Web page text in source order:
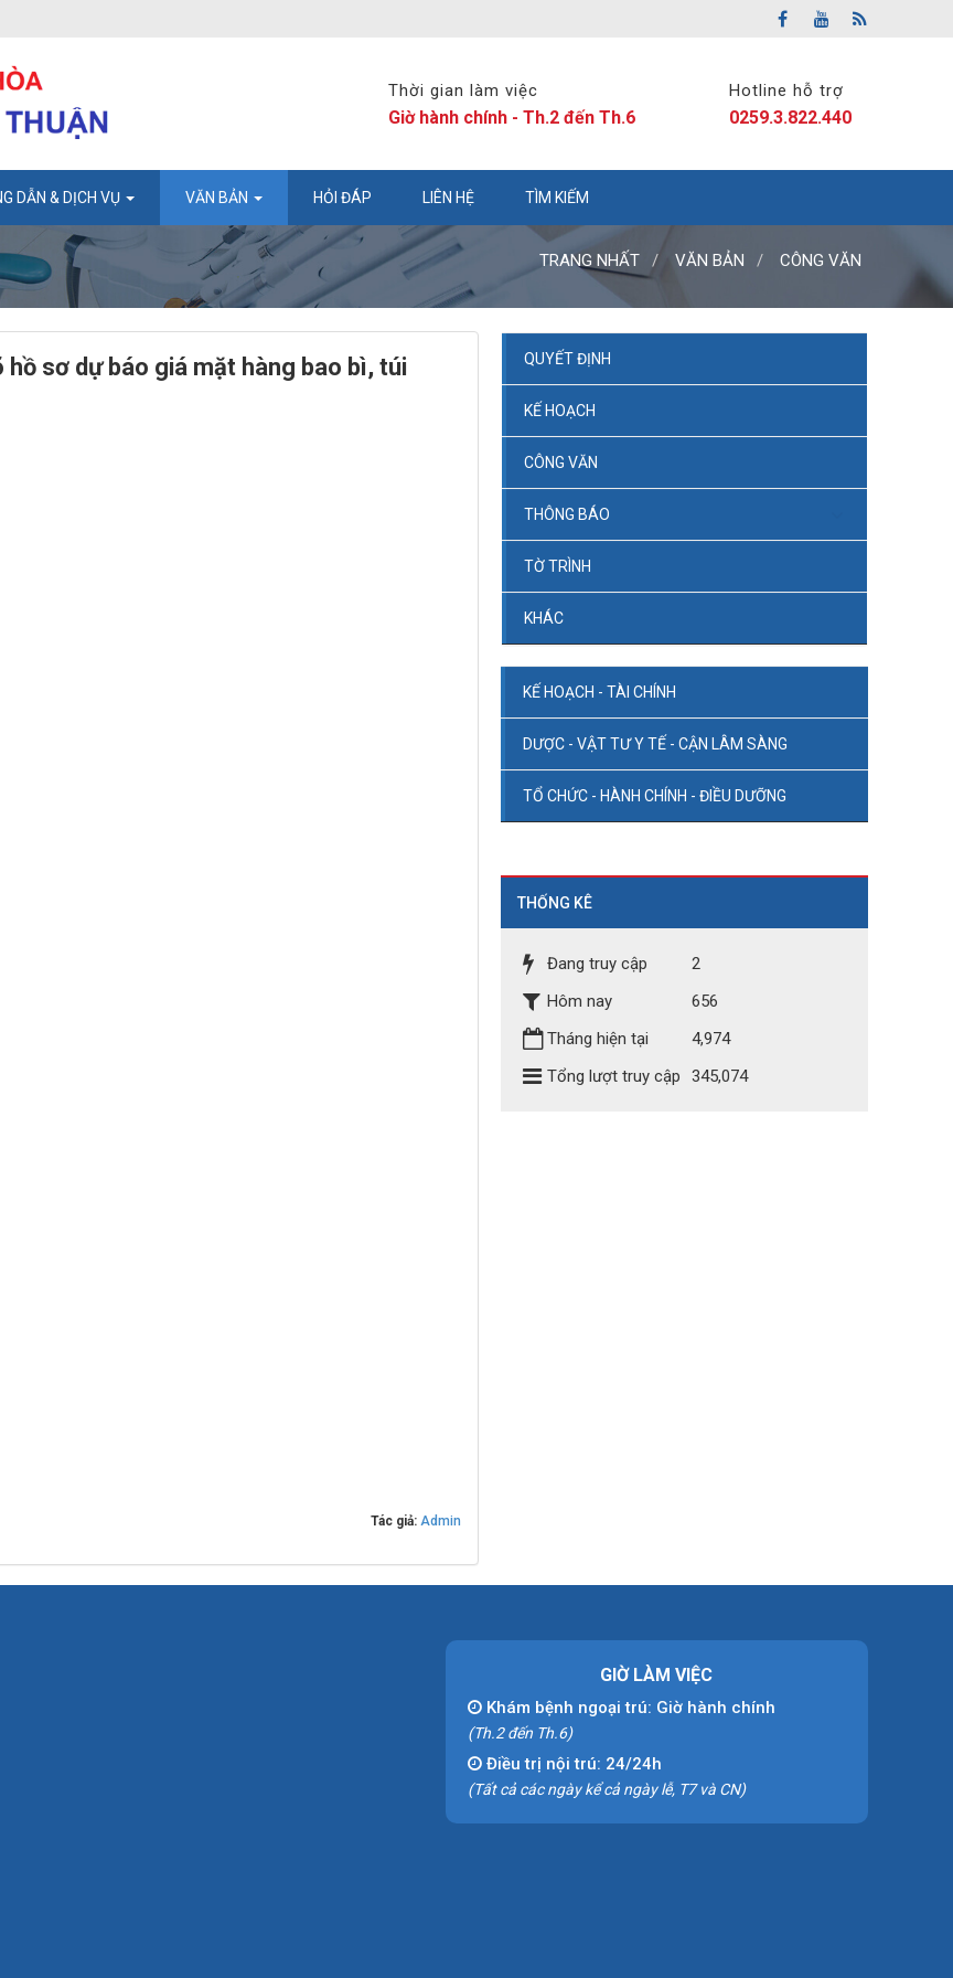
Thời gian làm việc
Giờ hành chính - Th.2 đến Th.6
Hotline hỗ trợ
0259.3.822.440
DẪN & DỊCH VỤ VĂN BẢN HỎI ĐÁP LIÊN HỆ TÌM KIẾM
TRANG NHẤT VĂN BẢN CÔNG VĂN
sơ dự báo giá mặt hàng bao bì, túi
Tác giả:Admin
QUYẾT ĐỊNH
KẾ HOẠCH
CÔNG VĂN
THÔNG BÁO
TỜ TRÌNH
KHÁC
KẾ HOẠCH - TÀI CHÍNH
DƯỢC - VẬT TƯ Y TẾ - CẬN LÂM SÀNG
TỔ CHỨC - HÀNH CHÍNH - ĐIỀU DƯỠNG
THỐNG KÊ
Đang truy cập
2
Hôm nay
656
Tháng hiện tại
4,974
Tổng lượt truy cập
345,074
GIỜ LÀM VIỆC
Khám bệnh ngoại trú: Giờ hành chính
(Th.2 đến Th.6)
Điều trị nội trú: 24/24h
(Tất cả các ngày kể cả ngày lễ, T7 và CN)